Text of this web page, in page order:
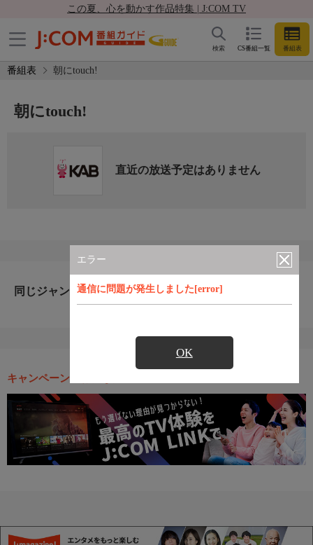
この夏、心を動かす作品特集 | J:COM TV
CS番組一覧 番組表
検索
番組表 朝にtouch!
エラー
通信に問題が発生しました[error]
OK
朝にtouch!
直近の放送予定はありません
同じジャンルのおすすめ番組
キャンペーン・お得な情報